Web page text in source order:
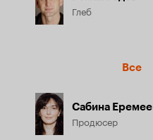
Глеб
Все
Сабина
Продюсер